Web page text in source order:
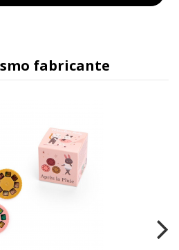
fabricante